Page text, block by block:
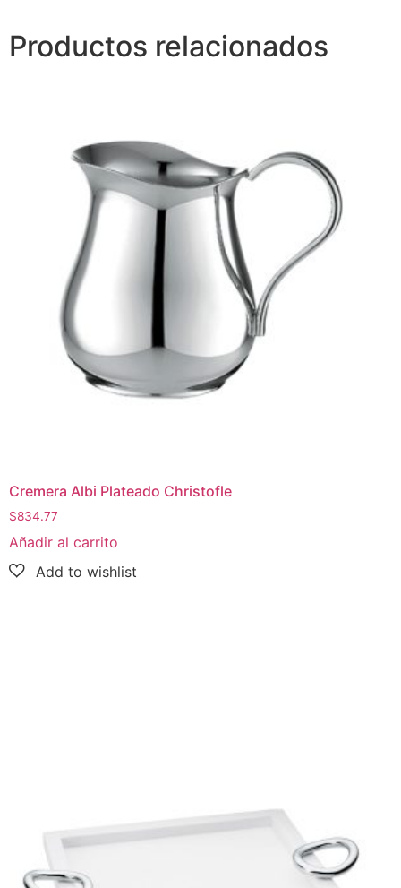
Productos relacionados
Cremera Albi Plateado Christofle
$834.77
Añadir al carrito